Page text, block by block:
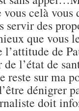
celà vous
servir des
que vous
l’attitude de
l’état de
reste sur ma
dénigrer
doit